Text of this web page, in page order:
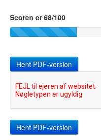
Mobil
Optimering
PageSpeed Insights
Scoren er 68/100
Hent PDF-version